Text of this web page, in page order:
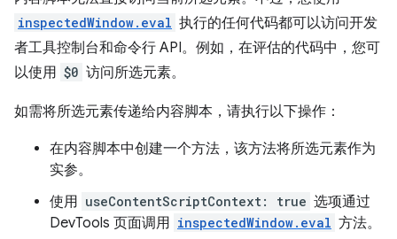
inspectedWindow.eval 执行的任何代码都可以访问开发
者工具控制台和命令行 API。例如，在评估的代码中，您可
以使用 $0 访问所选元素。
如需将所选元素传递给内容脚本，请执行以下操作：
在内容脚本中创建一个方法，该方法将所选元素作为
实参。
使用 useContentScriptContext: true 选项通过
DevTools 页面调用 inspectedWindow.eval 方法。